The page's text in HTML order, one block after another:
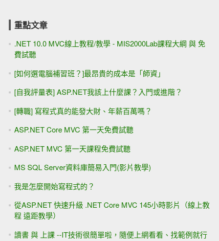
重點文章
.NET 10.0 MVC線上教程/教學 - MIS2000Lab課程大綱 與 免
費試聽
[如何選電腦補習班？]最昂貴的成本是「師資」
[自我評量表] ASP.NET我該上什麼課？入門或進階？
[轉職] 寫程式真的能發大財、年薪百萬嗎？
ASP.NET Core MVC 第一天免費試聽
ASP.NET MVC 第一天課程免費試聽
MS SQL Server資料庫簡易入門(影片教學)
我是怎麼開始寫程式的？
從ASP.NET 快速升級 .NET Core MVC 145小時影片（線上教
程 遠距教學）
讀書 與 上課 --IT技術很簡單啦，隨便上網看看、找範例就行